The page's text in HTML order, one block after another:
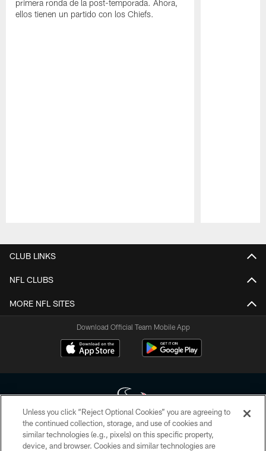
primera ronda de la post-temporada. Ahora,
ellos tienen un partido con los Chiefs.
CLUB LINKS
NFL CLUBS
MORE NFL SITES
Download Official Team Mobile App
Copyright © 2026 Houston Texans. All rights reserved. No portion of
HoustonTexans.com may be duplicated, redistributed or manipulated in any
Unless you click “Reject Optional Cookies” you are agreeing to
the continued collection, storage, and use of cookies and
similar technologies (e.g., pixels) on this specific property,
device, and browser. Cookies and similar technologies are